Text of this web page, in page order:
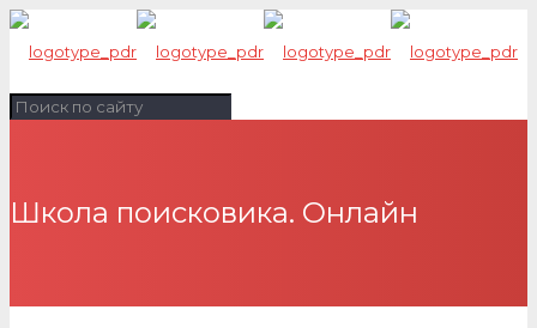
Школа поисковика. Онлайн